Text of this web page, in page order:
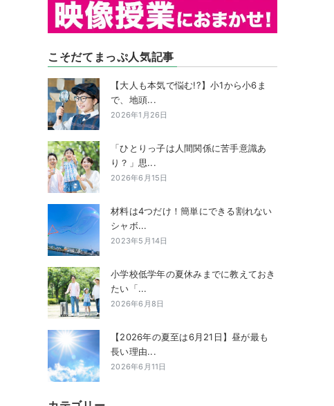
こそだてまっぷ人気記事
【大人も本気で悩む!?】小1から小6ま
で、地頭...
2026年1月26日
「ひとりっ子は人間関係に苦手意識あ
り？」思...
2026年6月15日
材料は4つだけ！簡単にできる割れない
シャボ...
2023年5月14日
小学校低学年の夏休みまでに教えておき
たい「...
2026年6月8日
【2026年の夏至は6月21日】昼が最も
長い理由...
2026年6月11日